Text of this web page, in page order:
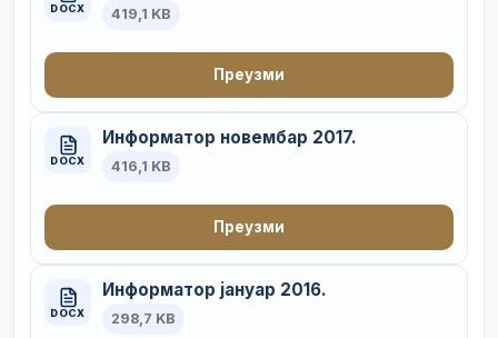
DOCX 419,1 KB
Преузми
DOCX
Информатор новембар 2017.
416,1 KB
Преузми
DOCX
Информатор јануар 2016.
298,7 KB